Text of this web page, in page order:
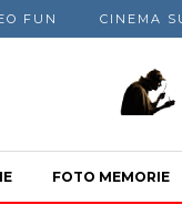
FUN CINEMA
FOTO MEMORIE